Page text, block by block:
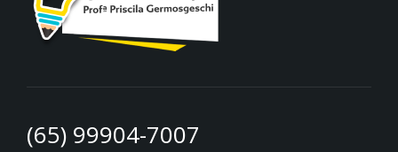
(65) 99904-7007